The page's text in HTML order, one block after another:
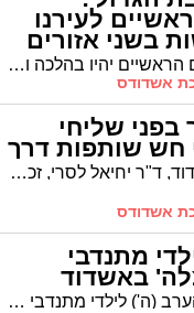
לעירנו
בשני אזורים
דרשות הרבנים הראשיים יהיו בהלכה ובאגדה ובבקשה לציבור להזכיר בימים אלו ובחג הפסח את החיילים והחטופים השבויים שיזכו לצאת מחשיכה לאורה במהרה ולשוב לביתם לחיים טובים ולשלום
שליחי
חש שותפות דרך
ראש העיר אשדוד, ד"ר יחיאל לסרי, זכה אמש לארח בלשכתו את עשרים רבני חב"ד בעיר, שלוחי הרבי מלובביץ' המנהיגים קהילות ומקיימים פעילות נרחבת עם רבבות מתושבי אשדוד
מתנדבי
באשדוד
יום כיף נערך הערב (ה') לילדי מתנדבי איחוד הצלה באשדוד. הערב התקיים ברחבת ביה"ס 'דביר' באשדוד